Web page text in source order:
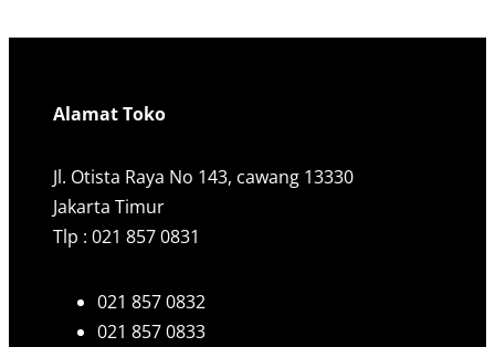
Alamat Toko
Jl. Otista Raya No 143, cawang 13330
Jakarta Timur
Tlp : 021 857 0831
021 857 0832
021 857 0833